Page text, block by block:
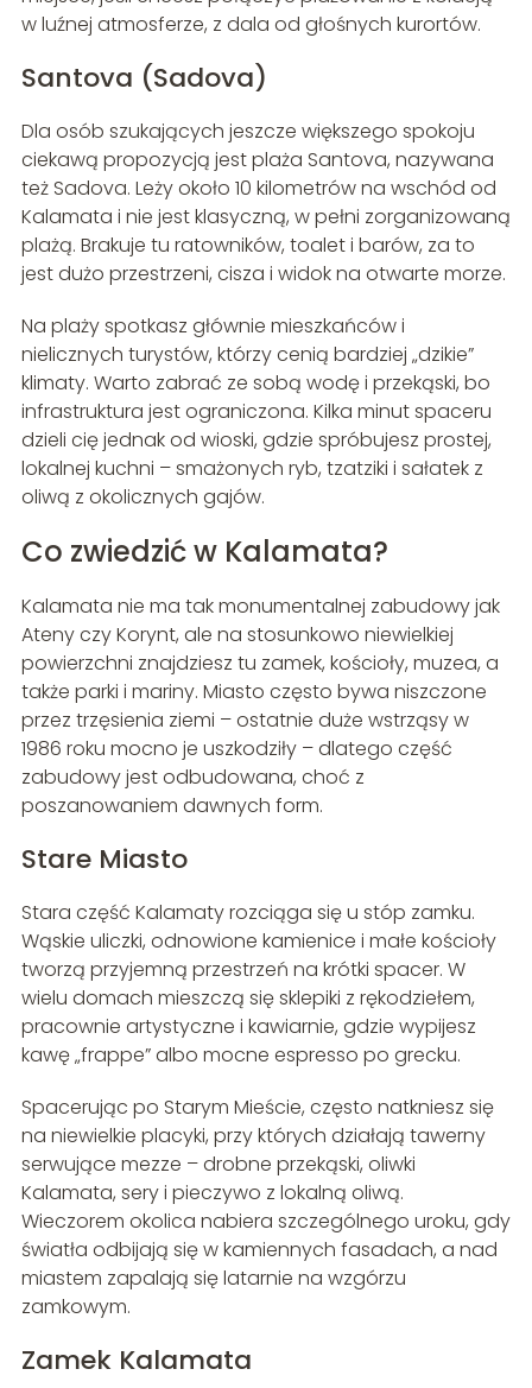
w luźnej atmosferze, z dala od głośnych kurortów.
Santova (Sadova)
Dla osób szukających jeszcze większego spokoju
ciekawą propozycją jest plaża Santova, nazywana
też Sadova. Leży około 10 kilometrów na wschód od
Kalamata i nie jest klasyczną, w pełni zorganizowaną
plażą. Brakuje tu ratowników, toalet i barów, za to
jest dużo przestrzeni, cisza i widok na otwarte morze.
Na plaży spotkasz głównie mieszkańców i
nielicznych turystów, którzy cenią bardziej „dzikie”
klimaty. Warto zabrać ze sobą wodę i przekąski, bo
infrastruktura jest ograniczona. Kilka minut spaceru
dzieli cię jednak od wioski, gdzie spróbujesz prostej,
lokalnej kuchni – smażonych ryb, tzatziki i sałatek z
oliwą z okolicznych gajów.
Co zwiedzić w Kalamata?
Kalamata nie ma tak monumentalnej zabudowy jak
Ateny czy Korynt, ale na stosunkowo niewielkiej
powierzchni znajdziesz tu zamek, kościoły, muzea, a
także parki i mariny. Miasto często bywa niszczone
przez trzęsienia ziemi – ostatnie duże wstrząsy w
1986 roku mocno je uszkodziły – dlatego część
zabudowy jest odbudowana, choć z
poszanowaniem dawnych form.
Stare Miasto
Stara część Kalamaty rozciąga się u stóp zamku.
Wąskie uliczki, odnowione kamienice i małe kościoły
tworzą przyjemną przestrzeń na krótki spacer. W
wielu domach mieszczą się sklepiki z rękodziełem,
pracownie artystyczne i kawiarnie, gdzie wypijesz
kawę „frappe” albo mocne espresso po grecku.
Spacerując po Starym Mieście, często natkniesz się
na niewielkie placyki, przy których działają tawerny
serwujące mezze – drobne przekąski, oliwki
Kalamata, sery i pieczywo z lokalną oliwą.
Wieczorem okolica nabiera szczególnego uroku, gdy
światła odbijają się w kamiennych fasadach, a nad
miastem zapalają się latarnie na wzgórzu
zamkowym.
Zamek Kalamata